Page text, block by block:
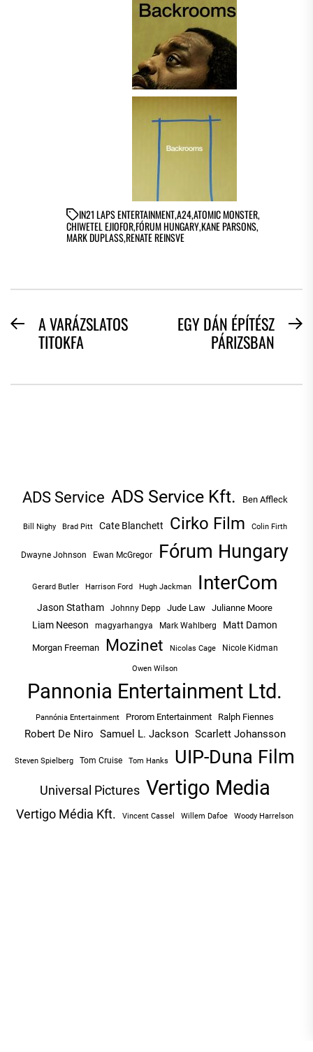
IN21 LAPS ENTERTAINMENT,A24,ATOMIC MONSTER,
CHIWETEL EJIOFOR,FÓRUM HUNGARY,KANE PARSONS,
MARK DUPLASS,RENATE REINSVE
BEJEGYZÉS
NAVIGÁCIÓ
PreviousA VARÁZSLATOS
TITOKFA
EGY DÁN ÉPÍTÉSZ
PÁRIZSBAN
ADS Service ADS Service Kft. Ben Affleck
Bill Nighy Brad Pitt Cate Blanchett Cirko Film Colin Firth
Dwayne Johnson Ewan McGregor Fórum Hungary
Gerard Butler Harrison Ford Hugh Jackman InterCom
Jason Statham Johnny Depp Jude Law Julianne Moore
Liam Neeson magyarhangya Mark Wahlberg Matt Damon
Morgan Freeman Mozinet Nicolas Cage Nicole Kidman
Owen Wilson
Pannonia Entertainment Ltd.
Pannónia Entertainment Prorom Entertainment Ralph Fiennes
Robert De Niro Samuel L. Jackson Scarlett Johansson
Steven Spielberg Tom Cruise Tom Hanks UIP-Duna Film
Universal Pictures Vertigo Media
Vertigo Média Kft. Vincent Cassel Willem Dafoe Woody Harrelson